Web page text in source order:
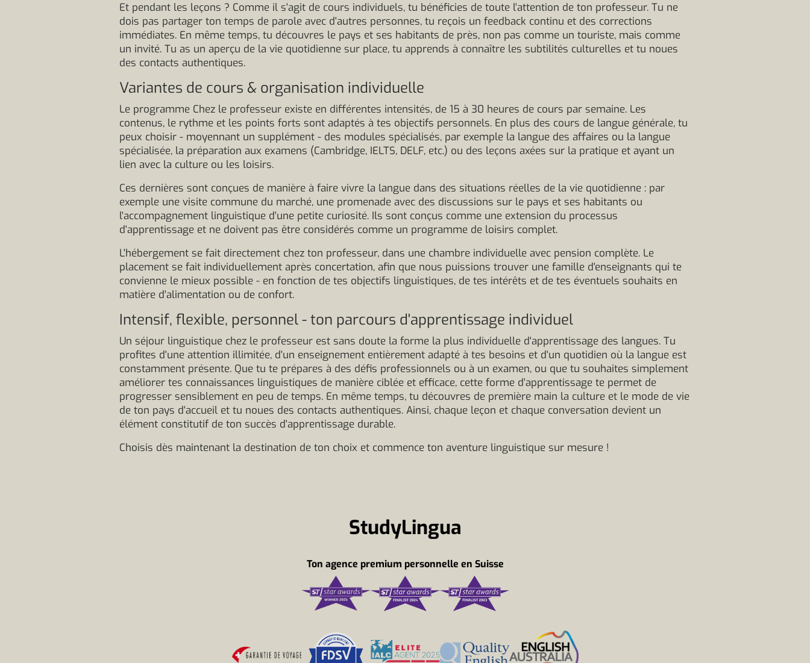
Et pendant les leçons ? Comme il s'agit de cours individuels, tu bénéficies de toute l'attention de ton professeur. Tu ne
dois pas partager ton temps de parole avec d'autres personnes, tu reçois un feedback continu et des corrections
immédiates. En même temps, tu découvres le pays et ses habitants de près, non pas comme un touriste, mais comme
un invité. Tu as un aperçu de la vie quotidienne sur place, tu apprends à connaître les subtilités culturelles et tu noues
des contacts authentiques.
Variantes de cours & organisation individuelle
Le programme Chez le professeur existe en différentes intensités, de 15 à 30 heures de cours par semaine. Les
contenus, le rythme et les points forts sont adaptés à tes objectifs personnels. En plus des cours de langue générale, tu
peux choisir - moyennant un supplément - des modules spécialisés, par exemple la langue des affaires ou la langue
spécialisée, la préparation aux examens (Cambridge, IELTS, DELF, etc.) ou des leçons axées sur la pratique et ayant un
lien avec la culture ou les loisirs.
Ces dernières sont conçues de manière à faire vivre la langue dans des situations réelles de la vie quotidienne : par
exemple une visite commune du marché, une promenade avec des discussions sur le pays et ses habitants ou
l'accompagnement linguistique d'une petite curiosité. Ils sont conçus comme une extension du processus
d'apprentissage et ne doivent pas être considérés comme un programme de loisirs complet.
L'hébergement se fait directement chez ton professeur, dans une chambre individuelle avec pension complète. Le
placement se fait individuellement après concertation, afin que nous puissions trouver une famille d'enseignants qui te
convienne le mieux possible - en fonction de tes objectifs linguistiques, de tes intérêts et de tes éventuels souhaits en
matière d'alimentation ou de confort.
Intensif, flexible, personnel - ton parcours d'apprentissage individuel
Un séjour linguistique chez le professeur est sans doute la forme la plus individuelle d'apprentissage des langues. Tu
profites d'une attention illimitée, d'un enseignement entièrement adapté à tes besoins et d'un quotidien où la langue est
constamment présente. Que tu te prépares à des défis professionnels ou à un examen, ou que tu souhaites simplement
améliorer tes connaissances linguistiques de manière ciblée et efficace, cette forme d'apprentissage te permet de
progresser sensiblement en peu de temps. En même temps, tu découvres de première main la culture et le mode de vie
de ton pays d'accueil et tu noues des contacts authentiques. Ainsi, chaque leçon et chaque conversation devient un
élément constitutif de ton succès d'apprentissage durable.
Choisis dès maintenant la destination de ton choix et commence ton aventure linguistique sur mesure !
StudyLingua
Ton agence premium personnelle en Suisse